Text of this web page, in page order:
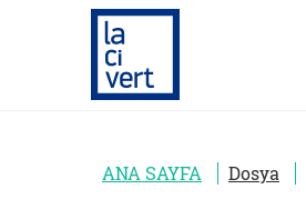
ANA SAYFA Dosya